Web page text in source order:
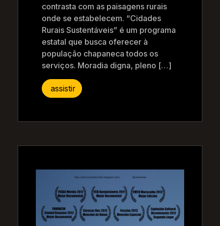
contrasta com as paisagens rurais
onde se estabelecem. “Cidades
Rurais Sustentáveis” é um programa
estatal que busca oferecer à
população chapaneca todos os
serviços. Moradia digna, pleno […]
assistir